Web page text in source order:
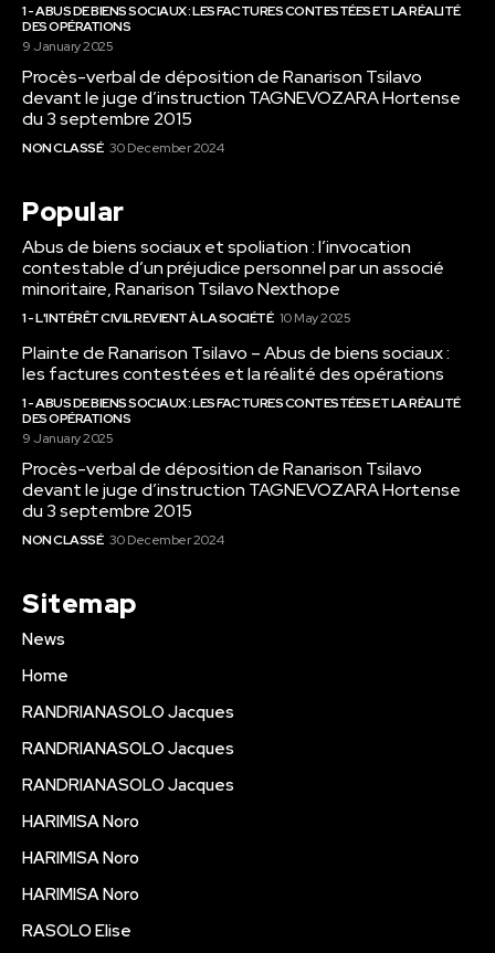
1 - ABUS DE BIENS SOCIAUX : LES FACTURES CONTESTÉES ET LA RÉALITÉ
DES OPÉRATIONS
9 January 2025
Procès-verbal de déposition de Ranarison Tsilavo
devant le juge d’instruction TAGNEVOZARA Hortense
du 3 septembre 2015
NON CLASSÉ 30 December 2024
Popular
Abus de biens sociaux et spoliation : l’invocation
contestable d’un préjudice personnel par un associé
minoritaire, Ranarison Tsilavo Nexthope
1 - L'INTÉRÊT CIVIL REVIENT À LA SOCIÉTÉ 10 May 2025
Plainte de Ranarison Tsilavo – Abus de biens sociaux :
les factures contestées et la réalité des opérations
1 - ABUS DE BIENS SOCIAUX : LES FACTURES CONTESTÉES ET LA RÉALITÉ
DES OPÉRATIONS
9 January 2025
Procès-verbal de déposition de Ranarison Tsilavo
devant le juge d’instruction TAGNEVOZARA Hortense
du 3 septembre 2015
NON CLASSÉ 30 December 2024
Sitemap
News
Home
RANDRIANASOLO Jacques
RANDRIANASOLO Jacques
RANDRIANASOLO Jacques
HARIMISA Noro
HARIMISA Noro
HARIMISA Noro
RASOLO Elise